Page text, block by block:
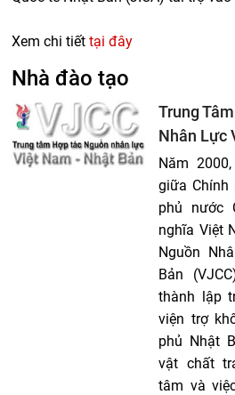
Xem chi tiếttại đây
Nhà đào tạo
Trung
Nhân Lực
Năm
giữa Chính
phủ nước
nghĩa Việt
Nguồn
Bản
thành lập
viện trợ
phủ Nhật
vật chất
tâm và